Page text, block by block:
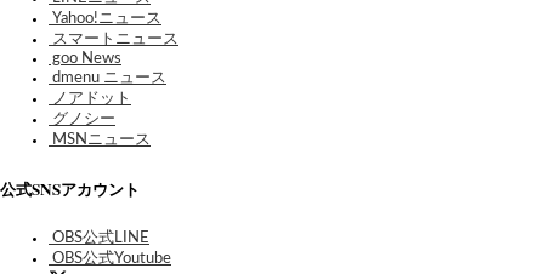
Yahoo!ニュース
スマートニュース
goo News
dmenu ニュース
ノアドット
グノシー
MSNニュース
公式SNSアカウント
OBS公式LINE
OBS公式Youtube